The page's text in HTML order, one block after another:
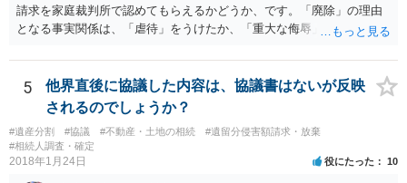
請求を家庭裁判所で認めてもらえるかどうか、です。「廃除」の理由
となる事実関係は、「虐待」をうけたか、「重大な侮辱」を受けた
「廃除」は遺言でも可能です（民法８９３条）。 弁護士に具体的な事
情を話して相談して、「廃除」が可能か、実際に法律相談を受けるこ
とをお勧めします。
5
他界直後に協議した内容は、協議書はないが反映
されるのでしょうか？
#遺産分割 #協議 #不動産・土地の相続
#遺留分侵害額請求・放棄
#相続人調査・確定
2018年1月24日 役にたった 10